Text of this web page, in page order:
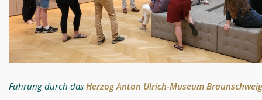
Führung durch das Herzog Anton Ulrich-Museum Braunschweig